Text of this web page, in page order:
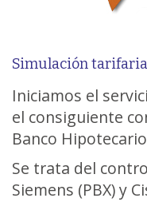
Simulación
Iniciamos el
el consiguiente
Banco
Se trata del
Siemens (PBX) y